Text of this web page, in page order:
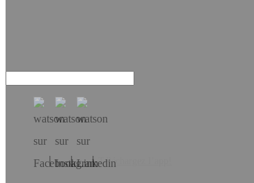
Téléchargez l’app!